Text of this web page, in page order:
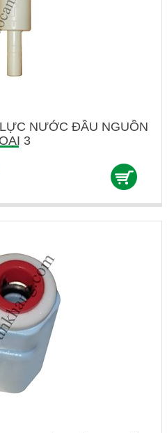
NƯỚC ĐẦU NGUỒN
3